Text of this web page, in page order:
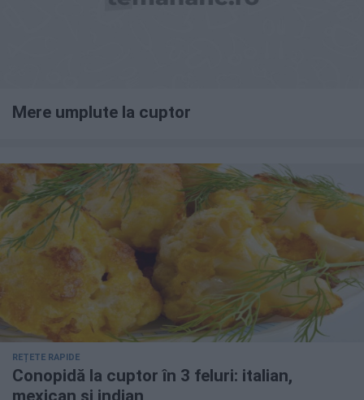
Mere umplute la cuptor
REȚETE RAPIDE
Conopidă la cuptor în 3 feluri: italian,
mexican și indian